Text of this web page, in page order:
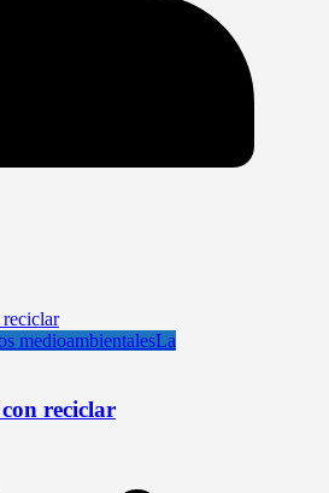
medioambientalesLa
reciclar